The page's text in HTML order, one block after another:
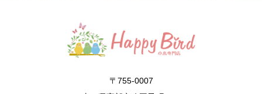
〒755-0007